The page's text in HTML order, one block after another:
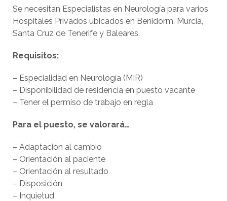
Se necesitan Especialistas en Neurología para varios
Hospitales Privados ubicados en Benidorm, Murcia,
Santa Cruz de Tenerife y Baleares.
Requisitos:
– Especialidad en Neurología (MIR)
– Disponibilidad de residencia en puesto vacante
– Tener el permiso de trabajo en regla
Para el puesto, se valorará…
– Adaptación al cambio
– Orientación al paciente
– Orientación al resultado
– Disposición
– Inquietud